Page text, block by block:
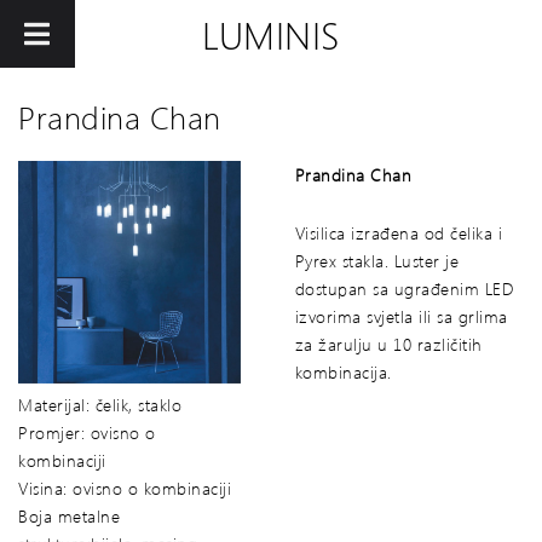
LUMINIS
Prandina Chan
Materijal: čelik, staklo
Promjer: ovisno o
kombinaciji
Visina: ovisno o kombinaciji
Boja metalne
Prandina Chan
Visilica izrađena od čelika i
Pyrex stakla. Luster je
dostupan sa ugrađenim LED
izvorima svjetla ili sa grlima
za žarulju u 10 različitih
kombinacija.